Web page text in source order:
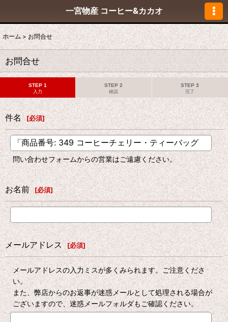
一宮物産 コーヒー&カカオ
ホーム > お問合せ
お問合せ
STEP 1
入力
STEP 2
確認
STEP 3
完了
件名 [必須]
問い合わせフォームからの営業はご遠慮ください。
お名前 [必須]
メールアドレス [必須]
メールアドレスの入力ミスが多くみられます。ご注意くださ
い。
また、弊店からのお返事が迷惑メールとして処理される場合が
ございますので、迷惑メールフォルダもご確認ください。